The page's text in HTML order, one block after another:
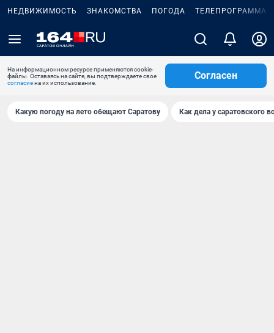
НЕДВИЖИМОСТЬ ЗНАКОМСТВА ПОГОДА ТЕЛЕПРОГРАММА
На информационном ресурсе применяются cookie-
файлы. Оставаясь на сайте, вы подтверждаете свое
согласиена их использование.
Согласен
Какую погоду на лето обещают Саратову Как дела у саратовского